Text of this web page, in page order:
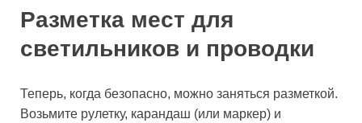
Разметка мест для
светильников и проводки
Теперь, когда безопасно, можно заняться разметкой.
Возьмите рулетку, карандаш (или маркер) и